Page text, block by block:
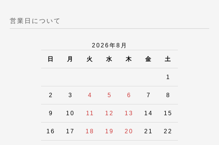
営業日について
2026年8月
日 月 火 水 木 金 土
1
2 3 4 5 6 7 8
9 10 11 12 13 14 15
16 17 18 19 20 21 22